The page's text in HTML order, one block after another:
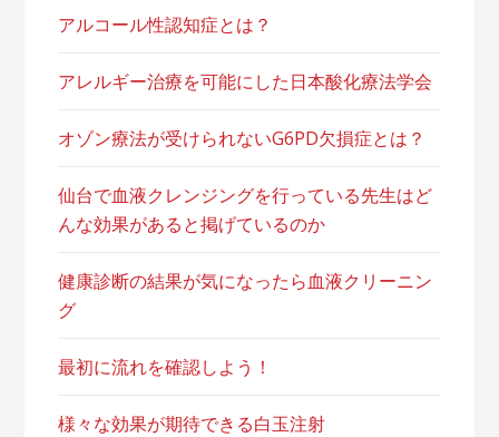
アルコール性認知症とは？
アレルギー治療を可能にした日本酸化療法学会
オゾン療法が受けられないG6PD欠損症とは？
仙台で血液クレンジングを行っている先生はど
んな効果があると掲げているのか
健康診断の結果が気になったら血液クリーニン
グ
最初に流れを確認しよう！
様々な効果が期待できる白玉注射